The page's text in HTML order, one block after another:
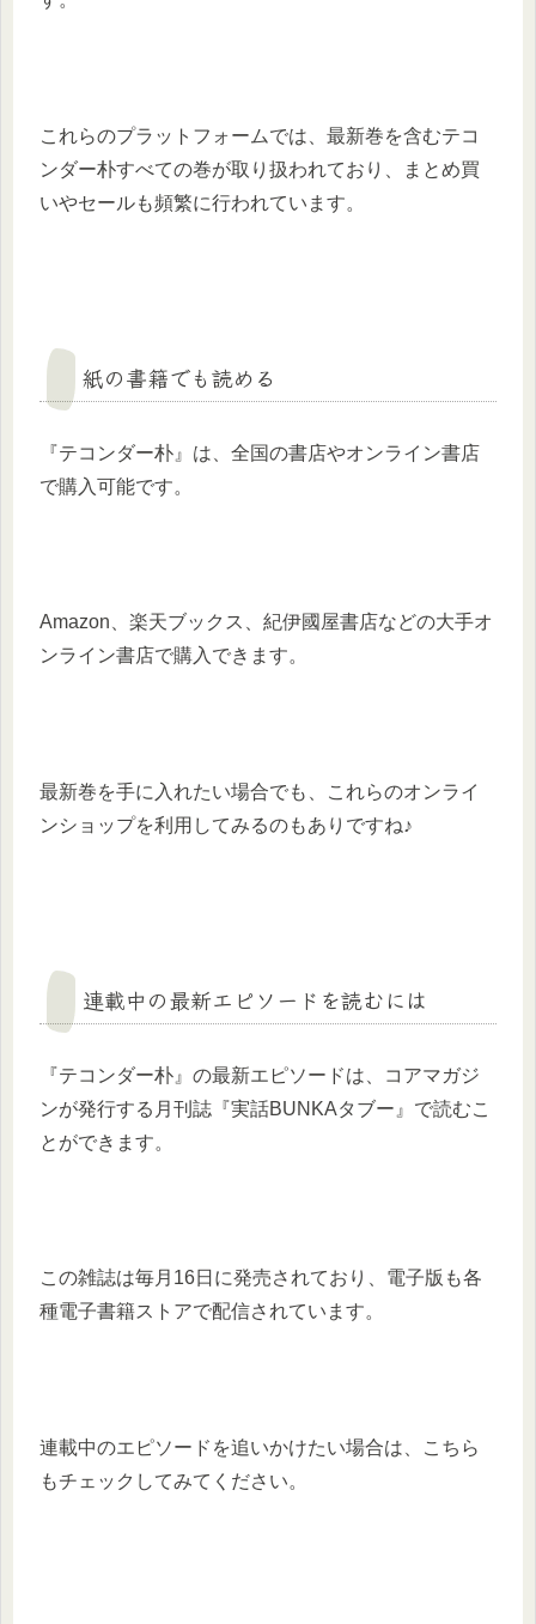
これらのプラットフォームでは、最新巻を含むテコ
ンダー朴すべての巻が取り扱われており、まとめ買
いやセールも頻繁に行われています。
紙の書籍でも読める
『テコンダー朴』は、全国の書店やオンライン書店
で購入可能です。
Amazon、楽天ブックス、紀伊國屋書店などの大手オ
ンライン書店で購入できます。
最新巻を手に入れたい場合でも、これらのオンライ
ンショップを利用してみるのもありですね♪
連載中の最新エピソードを読むには
『テコンダー朴』の最新エピソードは、コアマガジ
ンが発行する月刊誌『実話BUNKAタブー』で読むこ
とができます。
この雑誌は毎月16日に発売されており、電子版も各
種電子書籍ストアで配信されています。
連載中のエピソードを追いかけたい場合は、こちら
もチェックしてみてください。